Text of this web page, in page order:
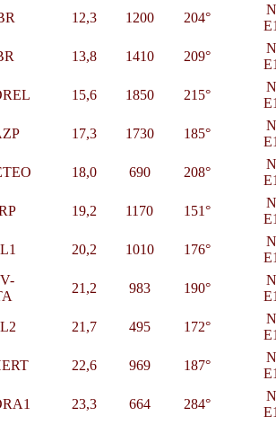
12,3 1200 204°
13,8 1410 209°
15,6 1850 215°
17,3 1730 185°
18,0 690 208°
19,2 1170 151°
20,2 1010 176°
21,2 983 190°
21,7 495 172°
22,6 969 187°
23,3 664 284°